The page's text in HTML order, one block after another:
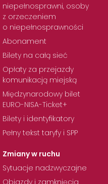
niepełnosprawni, osoby
z orzeczeniem
o niepełnosprawności
Abonament
Bilety na całą sieć
Opłaty za przejazdy
komunikacją miejską
Międzynarodowy bilet
EURO-NISA-Ticket+
Bilety i identyfikatory
Pełny tekst taryfy i SPP
Zmiany w ruchu
Sytuacje nadzwyczajne